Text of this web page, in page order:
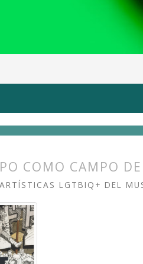
y esfera pública Artículos
COMO CAMPO
LGTBIQ+ DEL